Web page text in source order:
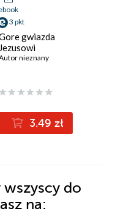
3 pkt
gwiazda
Jezusowi
nieznany
3.49 zł
do
na: